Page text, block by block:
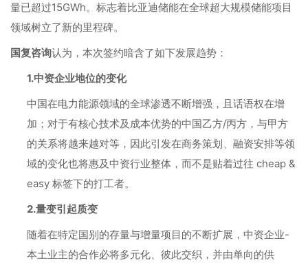
量已超过15GWh。标志着比亚迪储能在全球超大规模储能项目
领域树立了新的里程碑。
国复咨询认为，本次签约暗含了如下发展趋势：
1.中资企业地位的变化
中国在电力能源领域的全球渗透不断增强，且话语权在增
加；对于有核心技术及成本优势的中国乙方/丙方，与甲方
的关系将越来越对等，因此引发在商务策划、融资安排等领
域的变化也将惠及中资行业整体，而不是贴着过往 cheap &
easy 标签下的打工者。
2.量变引起质变
随着在特定国别的存量与增量项目的不断扩展，中资企业-
本土业主的合作必将多元化、彼此交织，并由单向的供